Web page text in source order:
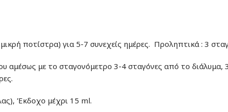
ποτίστρα) για 5-7 συνεχείς ημέρες. Προληπτικά : 3
αμέσως με το σταγονόμετρο 3-4 σταγόνες από το
Έκδοχο μέχρι 15 ml.